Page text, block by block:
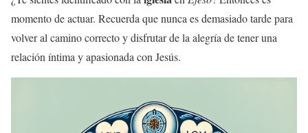
momento de actuar. Recuerda que nunca es demasiado tarde para
volver al camino correcto y disfrutar de la alegría de tener una
relación íntima y apasionada con Jesús.